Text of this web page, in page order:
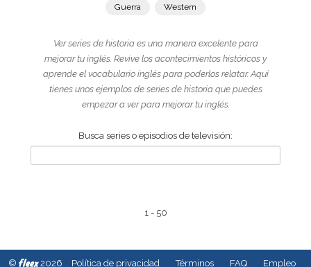
Guerra Western
Ver series de historia es una manera excelente para
mejorar tu inglés. Revive los acontecimientos históricos y
aprende el vocabulario inglés para poderlos relatar. Aquí
tienes unos ejemplos de series de historia que puedes
empezar a ver para mejorar tu inglés.
Busca series o episodios de televisión:
1 - 50
© fleex2026 Política de privacidad Términos FAQ Empleo